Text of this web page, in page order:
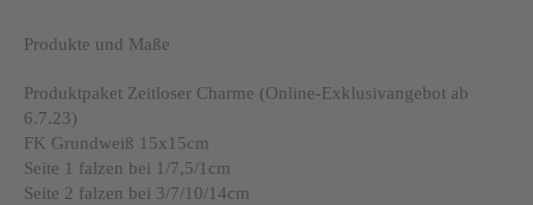
Produkte und Maße
Produktpaket Zeitloser Charme (Online-Exklusivangebot ab
6.7.23)
FK Grundweiß 15x15cm
Seite 1 falzen bei 1/7,5/1cm
Seite 2 falzen bei 3/7/10/14cm